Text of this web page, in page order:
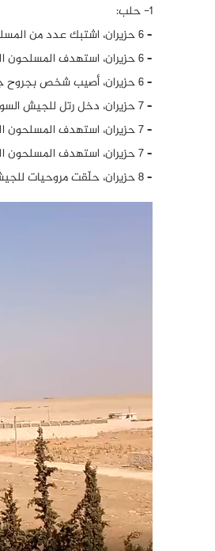
1- حلب:
– 6 حزيران، اشتبك عدد من المسلحين في مدينة الباب مع بعضهم البعض بسبب خلاف على بيع التبغ.
– 6 حزيران، استهدف المسلحون المدعومون من تركيا منطقة شراوا على أطراف عفرين بقصف مدفعي.
– 6 حزيران، أصيب شخص بجروح جرّاء انفجار سيارة مفخخة في حي المحمودية بمدينة عفرين.
– 7 حزيران، دخل رتل للجيش السوري مكوّن من 50 آلية عسكرية إلى مطار منغ العسكري.
– 7 حزيران، استهدف المسلحون المدعومون من تركيا قرية الحمراء على الأطراف الغربية لمنبج بقصف مدفعي.
– 7 حزيران، استهدف المسلحون المدعومون من تركيا قرية حربل جنوب شرق تل رفعت بقصف مدفعي.
– 8 حزيران، حلّقت مروحيات للجيشين الروسي والسوري فوق منطقة الشهباء.